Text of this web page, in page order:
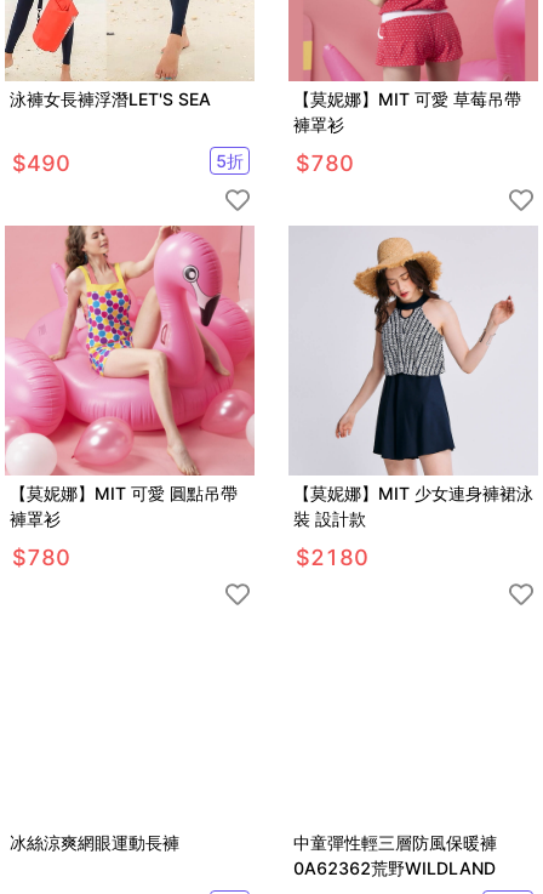
泳褲女長褲浮潛LET'S SEA
$490 5折
【莫妮娜】MIT 可愛 草莓吊帶
褲罩衫
$780
【莫妮娜】MIT 可愛 圓點吊帶
褲罩衫
$780
【莫妮娜】MIT 少女連身褲裙泳
裝 設計款
$2180
冰絲涼爽網眼運動長褲
中童彈性輕三層防風保暖褲
0A62362荒野WILDLAND